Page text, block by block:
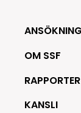
OM SSF
RAPPORTER
KANSLI